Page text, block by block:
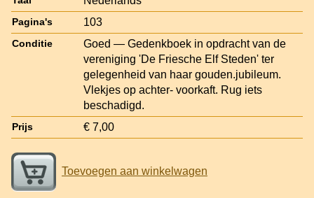
Pagina's 103
Conditie
Goed — Gedenkboek in opdracht van de
vereniging 'De Friesche Elf Steden' ter
gelegenheid van haar gouden.jubileum.
Vlekjes op achter- voorkaft. Rug iets
beschadigd.
Prijs € 7,00
Toevoegen aan winkelwagen